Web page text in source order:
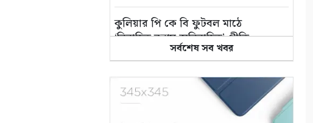
কুলিয়ার পি কে বি ফুটবল মাঠে
‘বিবাহিত বনাম অবিবাহিত’ প্রীতি
৫
এই পৃথিবী বড়ই অভাগা
সর্বশেষ সব খবর